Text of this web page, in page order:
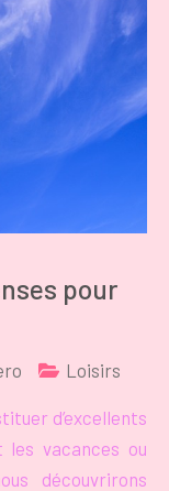
pour
Loisirs
d’excellents
les vacances ou
découvrirons